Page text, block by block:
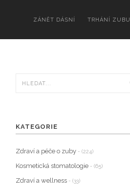
ZÁNĚT DÁSNÍ TRHÁNÍ ZUBU
KATEGORIE
Zdraví a péče o zuby - (224)
Kosmetická stomatologie - (65)
Zdraví a wellness - (33)